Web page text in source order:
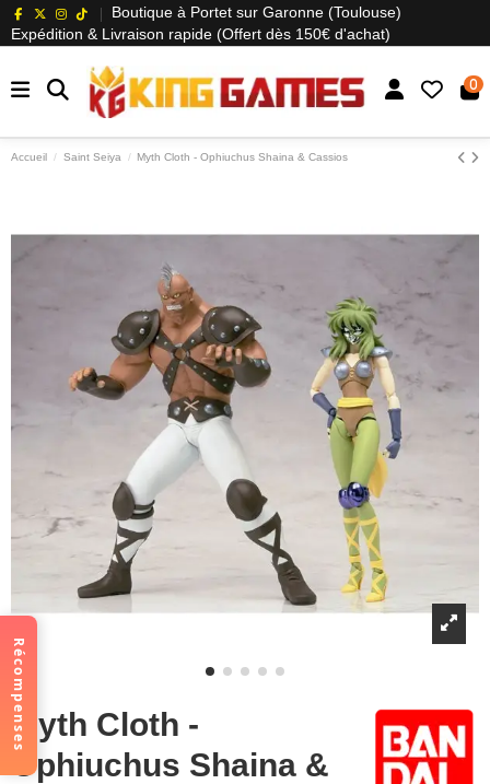
Boutique à Portet sur Garonne (Toulouse)
Expédition & Livraison rapide (Offert dès 150€ d'achat)
0
Accueil Saint Seiya Myth Cloth - Ophiuchus Shaina & Cassios
Myth Cloth -
Ophiuchus Shaina &
Récompenses